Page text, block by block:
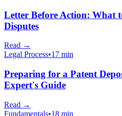
Letter Before Action: What
Disputes
Read →
Legal Process•17 min
Preparing for a Patent
Expert's Guide
Read →
Fundamentals•18 min